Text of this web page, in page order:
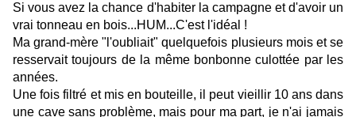
Si vous avez la chance d'habiter la campagne et d'avoir un
vrai tonneau en bois...HUM...C'est l'idéal !
Ma grand-mère "l'oubliait" quelquefois plusieurs mois et se
resservait toujours de la même bonbonne culottée par les
années.
Une fois filtré et mis en bouteille, il peut vieillir 10 ans dans
une cave sans problème, mais pour ma part, je n'ai jamais